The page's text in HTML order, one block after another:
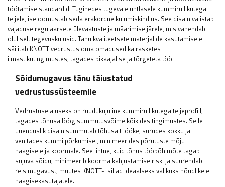
töötamise standardid. Tuginedes tugevale ühtlasele kummirullikutega
teljele, iseloomustab seda erakordne kulumiskindlus. See disain välistab
vajaduse regulaarsete ülevaatuste ja määrimise järele, mis vähendab
oluliselt tegevuskulusid. Tänu kvaliteetsete materjalide kasutamisele
säilitab KNOTT vedrustus oma omadused ka rasketes
ilmastikutingimustes, tagades pikaajalise ja tõrgeteta töö.
Sõidumugavus tänu täiustatud
vedrustussüsteemile
Vedrustuse aluseks on ruudukujuline kummirullikutega teljeprofiil,
tagades tõhusa löögisummutusvõime kõikides tingimustes. Selle
uuenduslik disain summutab tõhusalt lööke, surudes kokku ja
venitades kummi põrkumisel, minimeerides põrutuste mõju
haagisele ja koormale. See lihtne, kuid tõhus tööpõhimõte tagab
sujuva sõidu, minimeerib koorma kahjustamise riski ja suurendab
reisimugavust, muutes KNOTT-i sillad ideaalseks valikuks nõudlikele
haagisekasutajatele.